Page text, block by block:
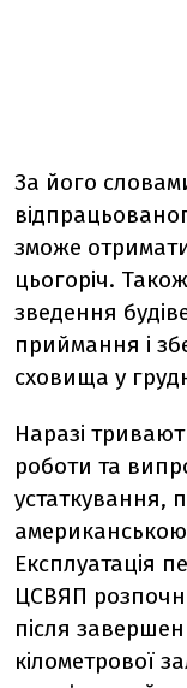
За його
зможе
цьогоріч.
зведення
приймання і
сховища у
Наразі
роботи та
устаткування,
Експлуатація
ЦСВЯП
після
кілометрової